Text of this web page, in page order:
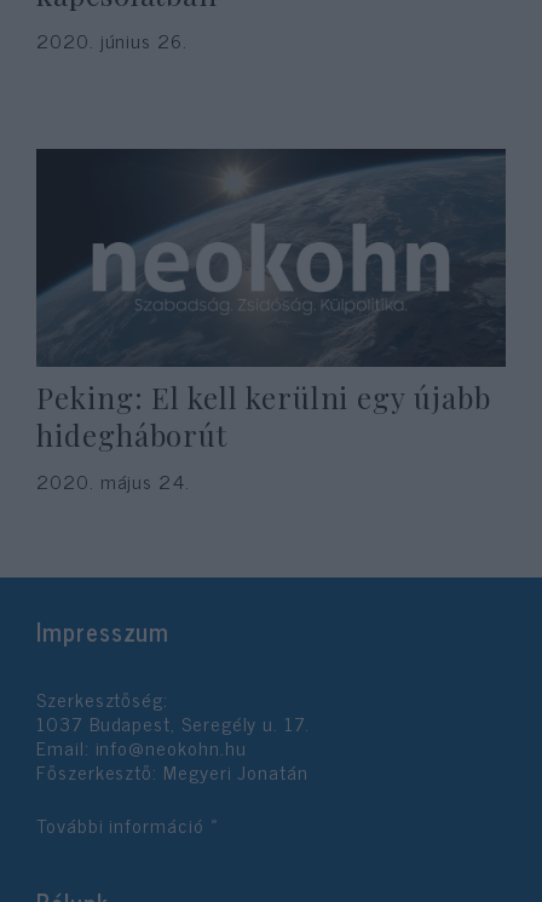
2020. június 26.
Peking: El kell kerülni egy újabb
hidegháborút
2020. május 24.
Impresszum
Szerkesztőség:
1037 Budapest, Seregély u. 17.
Email: info@neokohn.hu
Főszerkesztő: Megyeri Jonatán
További információ »